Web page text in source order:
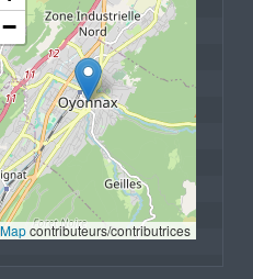
−
contributeurs/contributrices